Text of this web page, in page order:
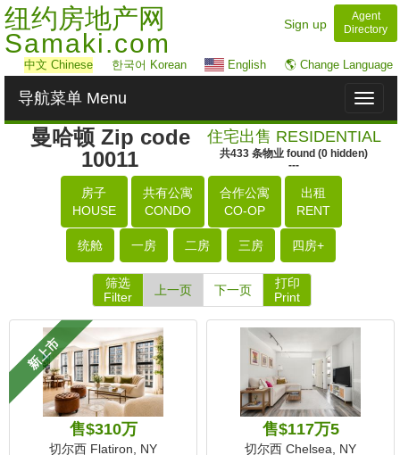
纽约房地产网
Samaki.com
Sign up
Agent
Directory
中文 Chinese 한국어 Korean English 🌎 Change Language
Toggle
导航菜单 Menu
曼哈顿 Zip code
10011
住宅出售 RESIDENTIAL
共433 条物业 found (0 hidden)
---
房子
HOUSE
共有公寓
CONDO
合作公寓
CO-OP
出租
RENT
统舱 一房 二房 三房 四房+
筛选
Filter
上一页 下一页
打印
Print
新上市
售$310万
切尔西 Flatiron, NY
售$117万5
切尔西 Chelsea, NY